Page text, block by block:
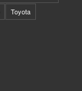
Toyota